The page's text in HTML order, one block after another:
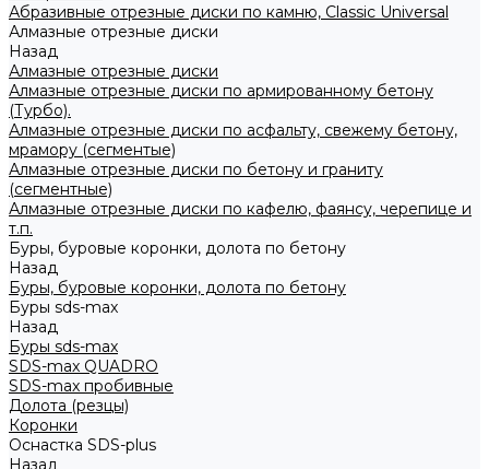
Абразивные отрезные диски по камню, Classic Universal
Алмазные отрезные диски
Назад
Алмазные отрезные диски
Алмазные отрезные диски по армированному бетону
(Турбо).
Алмазные отрезные диски по асфальту, свежему бетону,
мрамору (сегментые)
Алмазные отрезные диски по бетону и граниту
(сегментные)
Алмазные отрезные диски по кафелю, фаянсу, черепице и
т.п.
Буры, буровые коронки, долота по бетону
Назад
Буры, буровые коронки, долота по бетону
Буры sds-max
Назад
Буры sds-max
SDS-max QUADRO
SDS-max пробивные
Долота (резцы)
Коронки
Оснастка SDS-plus
Назад